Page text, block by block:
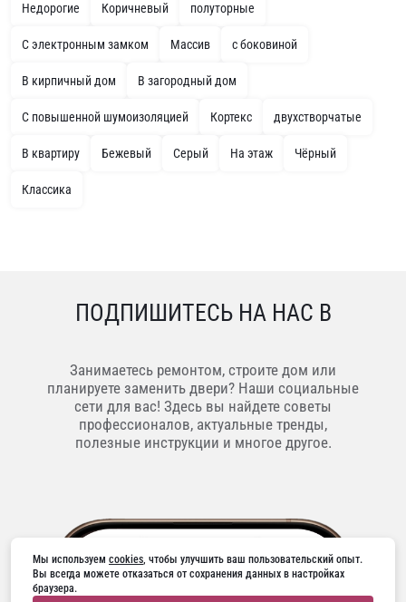
Недорогие Коричневый полуторные
С электронным замком Массив с боковиной
В кирпичный дом В загородный дом
С повышенной шумоизоляцией Кортекс двухстворчатые
В квартиру Бежевый Серый На этаж Чёрный
Классика
ПОДПИШИТЕСЬ НА НАС В
Занимаетесь ремонтом, строите дом или
планируете заменить двери? Наши социальные
сети для вас! Здесь вы найдете советы
профессионалов, актуальные тренды,
полезные инструкции и многое другое.
Мы используем cookies, чтобы улучшить ваш пользовательский опыт.
Вы всегда можете отказаться от сохранения данных в настройках
браузера.